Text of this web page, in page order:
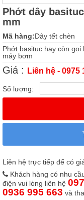
Phớt dây
mm
Mã hàng:Dây tết chèn
Phớt basituc hay còn
máy bơm
Giá : Liên hệ - 0975
Số lượng:
Liên hệ trực tiếp để có
Khách hàng có nhu
điện vui lòng liên hệ
0936 995 663 và